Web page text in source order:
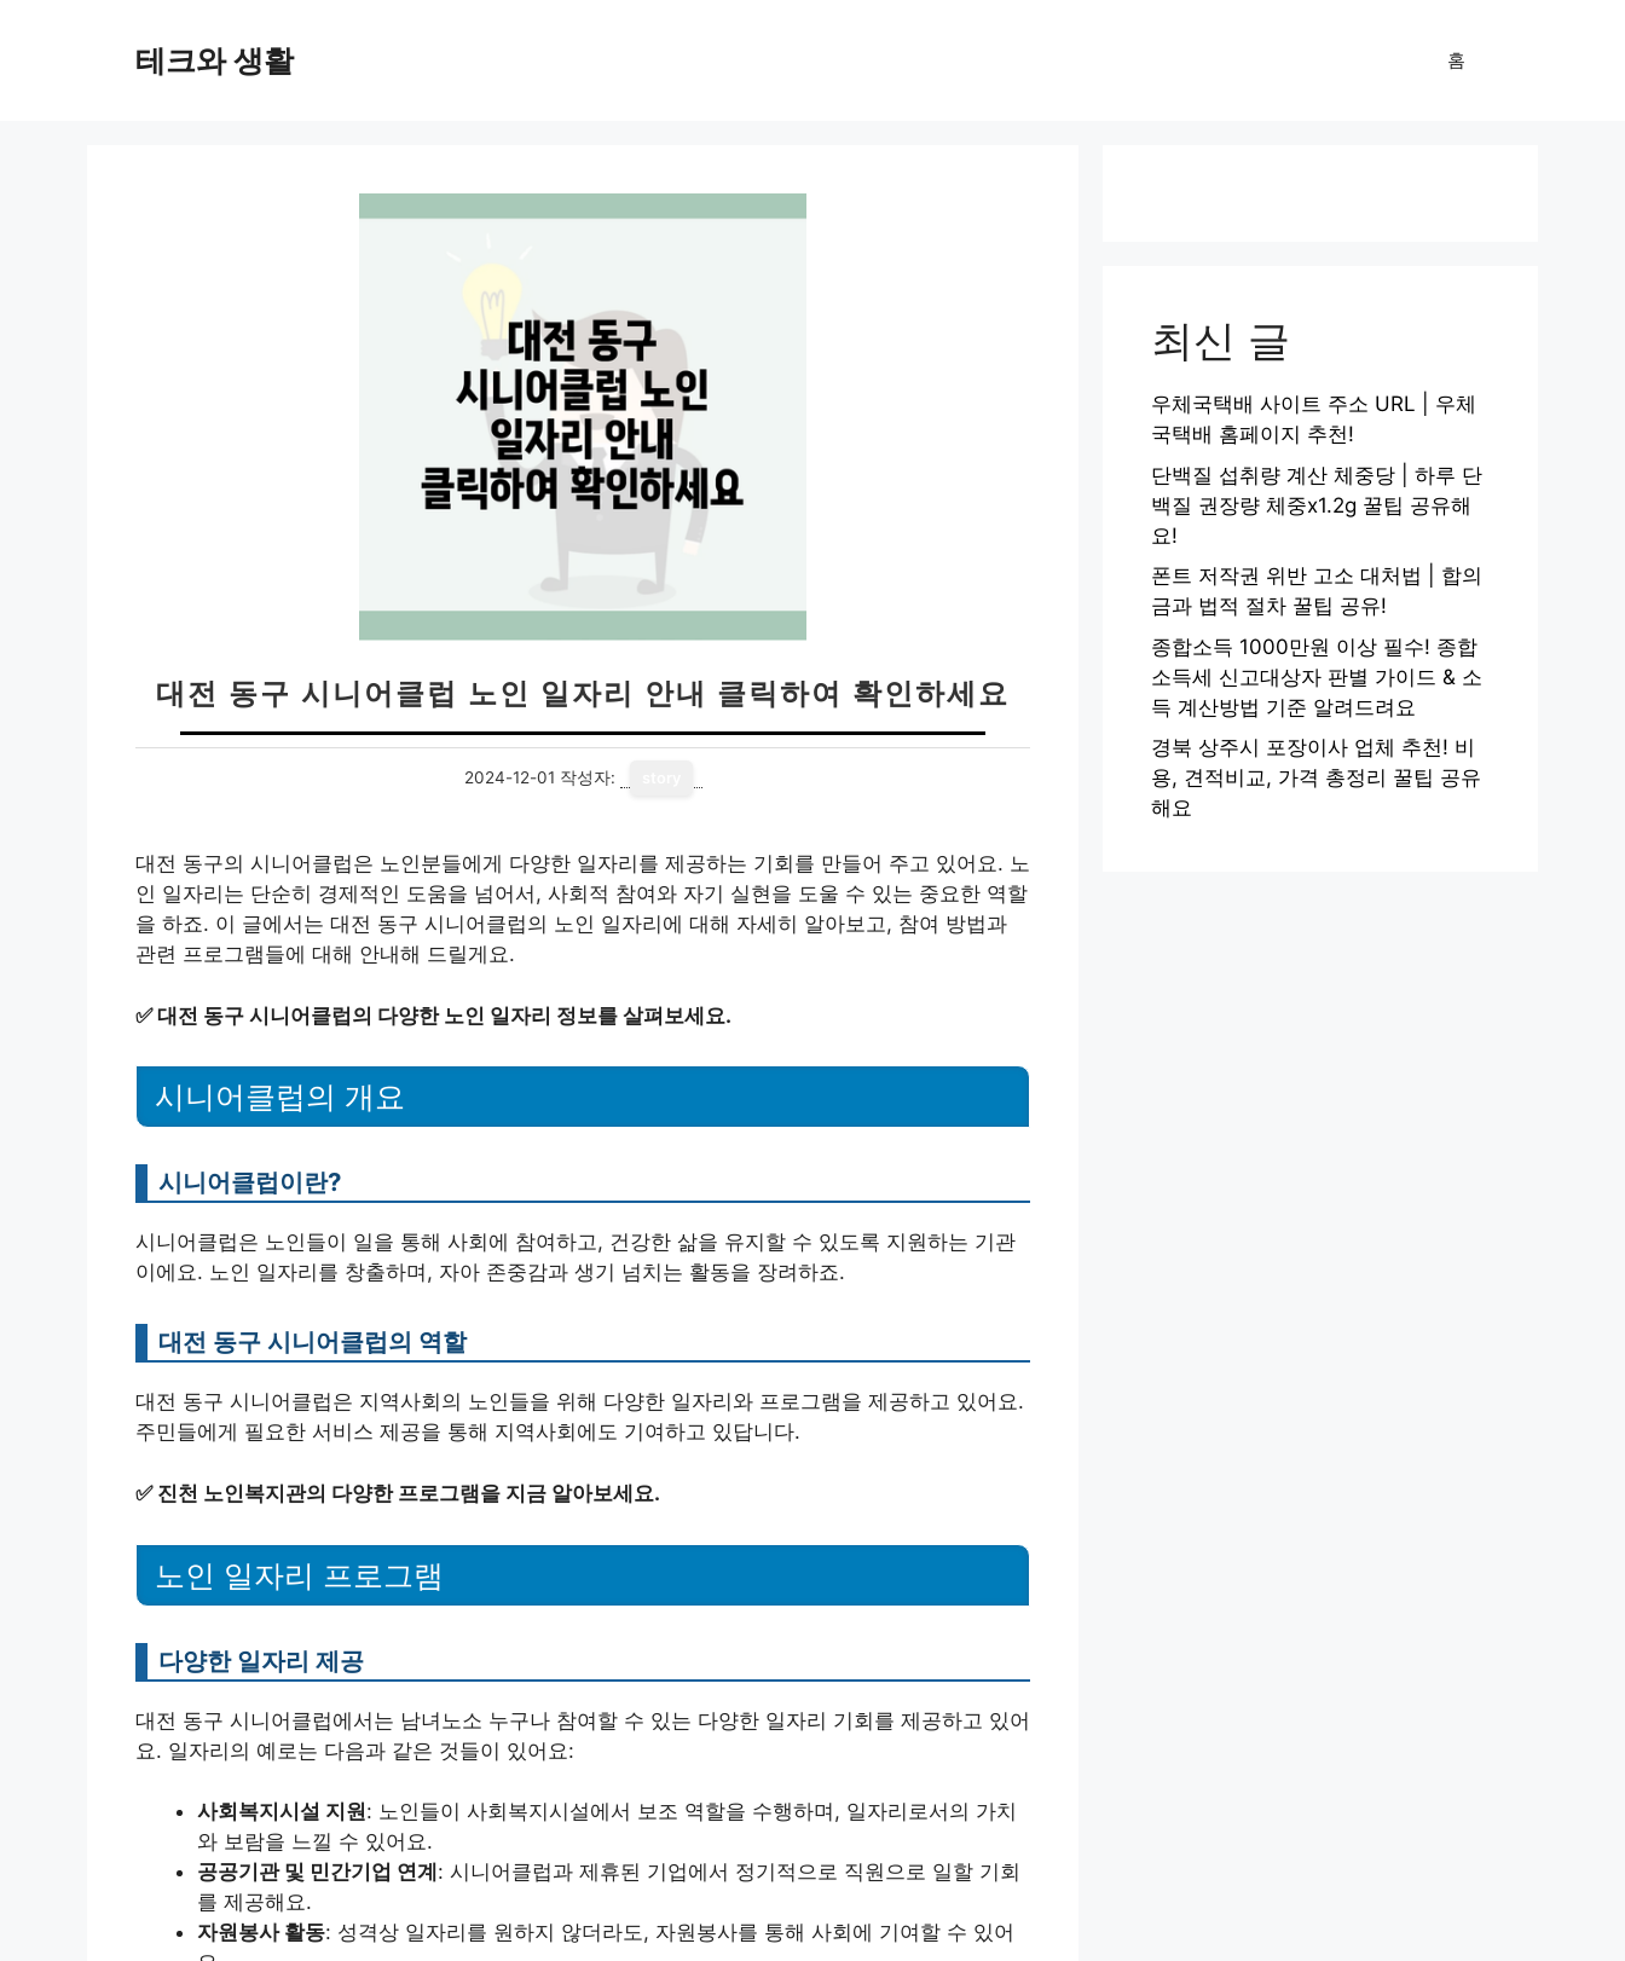
테크와 생활 홈
대전 동구 시니어클럽 노인 일자리 안내 클릭하여 확인하세요
2024-12-01 작성자:
대전 동구의 시니어클럽은 노인분들에게 다양한 일자리를 제공하는 기회를 만들어 주고 있어요. 노
인 일자리는 단순히 경제적인 도움을 넘어서, 사회적 참여와 자기 실현을 도울 수 있는 중요한 역할
을 하죠. 이 글에서는 대전 동구 시니어클럽의 노인 일자리에 대해 자세히 알아보고, 참여 방법과
관련 프로그램들에 대해 안내해 드릴게요.
✅대전 동구 시니어클럽의 다양한 노인 일자리 정보를 살펴보세요.
시니어클럽의 개요
시니어클럽이란?
시니어클럽은 노인들이 일을 통해 사회에 참여하고, 건강한 삶을 유지할 수 있도록 지원하는 기관
이에요. 노인 일자리를 창출하며, 자아 존중감과 생기 넘치는 활동을 장려하죠.
대전 동구 시니어클럽의 역할
대전 동구 시니어클럽은 지역사회의 노인들을 위해 다양한 일자리와 프로그램을 제공하고 있어요.
주민들에게 필요한 서비스 제공을 통해 지역사회에도 기여하고 있답니다.
✅ 진천 노인복지관의 다양한 프로그램을 지금 알아보세요.
노인 일자리 프로그램
다양한 일자리 제공
대전 동구 시니어클럽에서는 남녀노소 누구나 참여할 수 있는 다양한 일자리 기회를 제공하고 있어
요. 일자리의 예로는 다음과 같은 것들이 있어요:
사회복지시설 지원: 노인들이 사회복지시설에서 보조 역할을 수행하며, 일자리로서의 가치
와 보람을 느낄 수 있어요.
공공기관 및 민간기업 연계 : 시니어클럽과 제휴된 기업에서 정기적으로 직원으로 일할 기회
를 제공해요.
자원봉사 활동: 성격상 일자리를 원하지 않더라도, 자원봉사를 통해 사회에 기여할 수 있어
최신 글
우체국택배 사이트 주소 URL | 우체
국택배 홈페이지 추천!
단백질 섭취량 계산 체중당 | 하루 단
백질 권장량 체중x1.2g 꿀팁 공유해
요!
폰트 저작권 위반 고소 대처법 | 합의
금과 법적 절차 꿀팁 공유!
종합소득 1000만원 이상 필수! 종합
소득세 신고대상자 판별 가이드 & 소
득 계산방법 기준 알려드려요
경북 상주시 포장이사 업체 추천! 비
용, 견적비교, 가격 총정리 꿀팁 공유
해요